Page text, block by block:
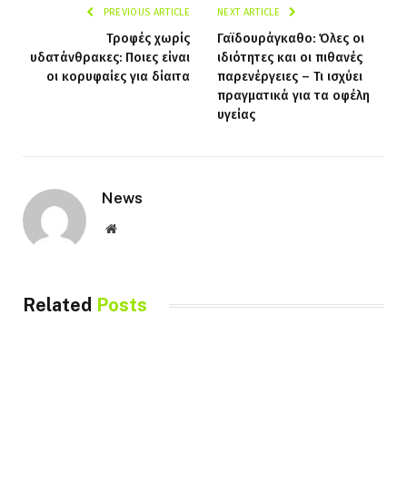
PREVIOUS ARTICLE
Τροφές χωρίς
υδατάνθρακες: Ποιες είναι
οι κορυφαίες για δίαιτα
NEXT ARTICLE
Γαϊδουράγκαθο: Όλες οι
ιδιότητες και οι πιθανές
παρενέργειες – Τι ισχύει
πραγματικά για τα οφέλη
υγείας
News
Website
Related Posts